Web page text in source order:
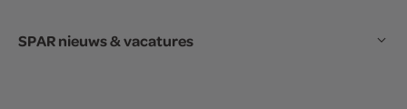
SPAR nieuws & vacatures